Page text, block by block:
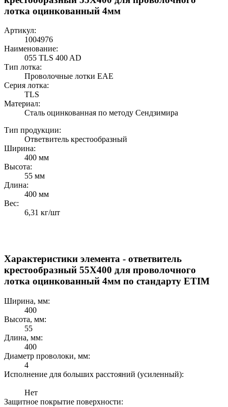
лотка оцинкованный 4мм
Артикул:
1004976
Наименование:
055 TLS 400 AD
Тип лотка:
Проволочные лотки EAE
Серия лотка:
TLS
Материал:
Сталь оцинкованная по методу Сендзимира
Тип продукции:
Ответвитель крестообразный
Ширина:
400 мм
Высота:
55 мм
Длина:
400 мм
Вес:
6,31 кг/шт
Характеристики элемента - ответвитель
крестообразный 55Х400 для проволочного
лотка оцинкованный 4мм по стандарту ETIM
Ширина, мм:
400
Высота, мм:
55
Длина, мм:
400
Диаметр проволоки, мм:
4
Исполнение для большиx расстояний (усиленный):
Нет
Защитное покрытие поверxности: